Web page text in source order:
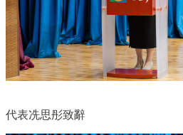
獲頒發獎學
代表冼思彤致辭